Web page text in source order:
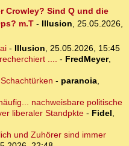
Crowley? Sind Q und die
m.T - Illusion, 25.05.2026,
- Illusion, 25.05.2026, 15:45
.... - FredMeyer,
- paranoia,
nachweisbare politische
liberaler Standpkte - Fidel,
und Zuhörer sind immer